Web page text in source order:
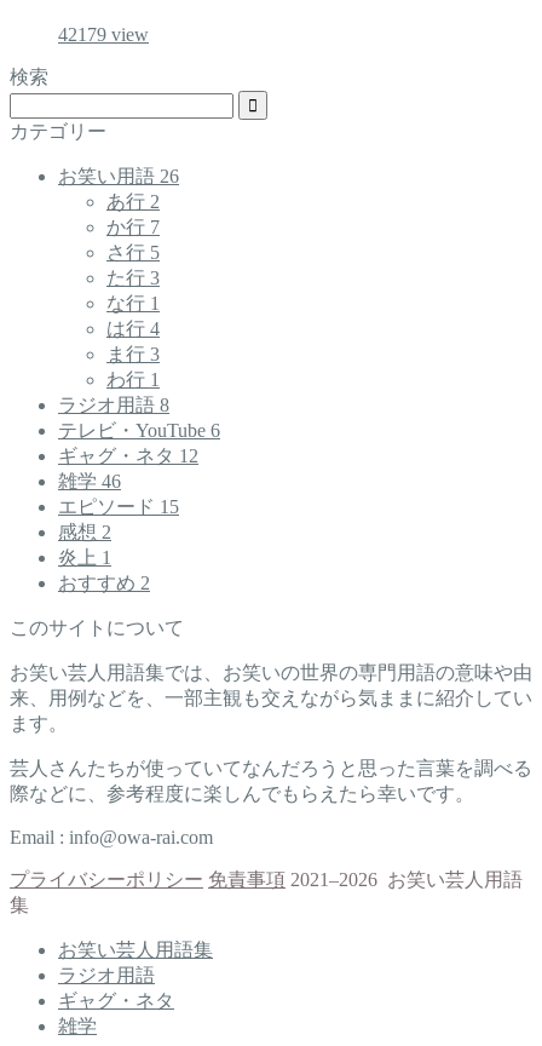
42179 view
検索
カテゴリー
お笑い用語 26
あ行 2
か行 7
さ行 5
た行 3
な行 1
は行 4
ま行 3
わ行 1
ラジオ用語 8
テレビ・YouTube 6
ギャグ・ネタ 12
雑学 46
エピソード 15
感想 2
炎上 1
おすすめ 2
このサイトについて
お笑い芸人用語集では、お笑いの世界の専門用語の意味や由
来、用例などを、一部主観も交えながら気ままに紹介してい
ます。
芸人さんたちが使っていてなんだろうと思った言葉を調べる
際などに、参考程度に楽しんでもらえたら幸いです。
Email : info@owa-rai.com
プライバシーポリシー 免責事項 2021–2026 お笑い芸人用語
集
お笑い芸人用語集
ラジオ用語
ギャグ・ネタ
雑学